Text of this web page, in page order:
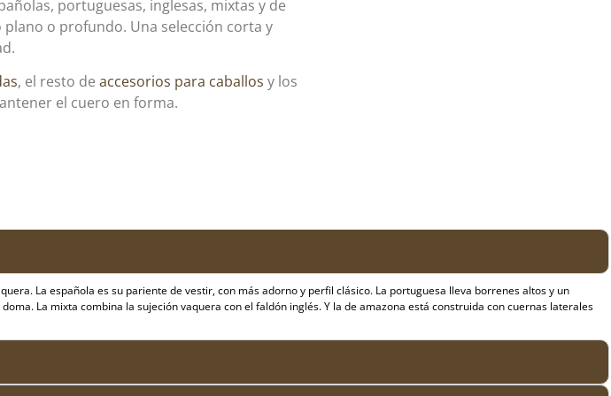
portuguesas, inglesas, mixtas y de
o profundo. Una selección corta y
, el resto de accesorios para caballos y los
el cuero en forma.
La española es su pariente de vestir, con más adorno y perfil clásico. La portuguesa lleva borrenes altos y un
La mixta combina la sujeción vaquera con el faldón inglés. Y la de amazona está construida con cuernas laterales